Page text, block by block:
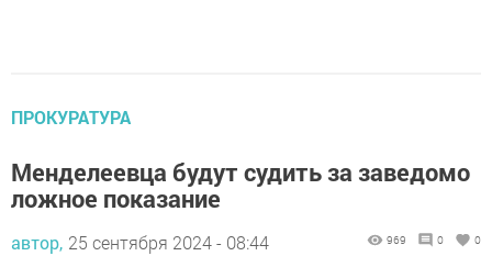
ПРОКУРАТУРА
Менделеевца будут судить за заведомо
ложное показание
автор, 25 сентября 2024 - 08:44 969 0 0